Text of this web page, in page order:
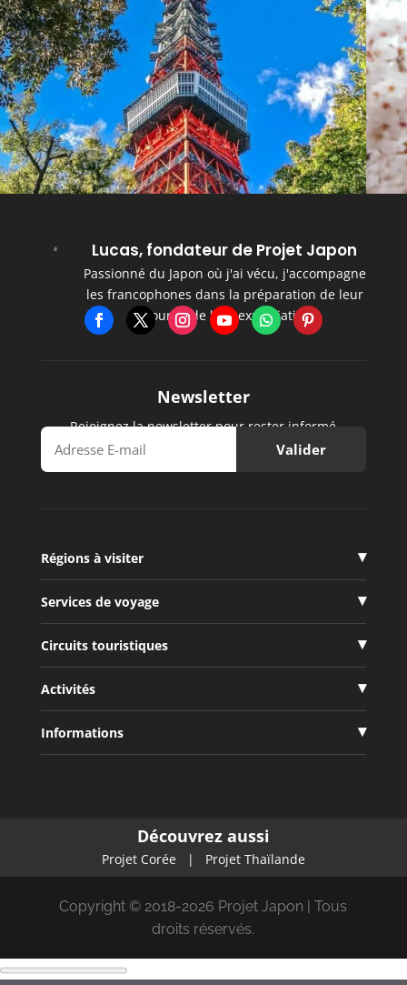
Lucas, fondateur de Projet Japon
Passionné du Japon où j'ai vécu, j'accompagne
les francophones dans la préparation de leur
séjour et de leur expatriation.
Newsletter
Rejoignez la newsletter pour rester informé
Régions à visiter
Services de voyage
Circuits touristiques
Activités
Informations
Découvrez aussi
Projet Corée| Projet Thaïlande
Copyright © 2018-2026 Projet Japon | Tous
droits réservés.